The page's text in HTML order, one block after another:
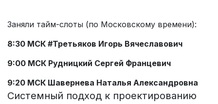
Заняли тайм-слоты (по Московскому времени):
8:30 МСК #Третьяков Игорь Вячеславович
9:00 МСК Рудницкий Сергей Францевич
9:20 МСК Шавернева Наталья Александровна
Системный подход к проектированию